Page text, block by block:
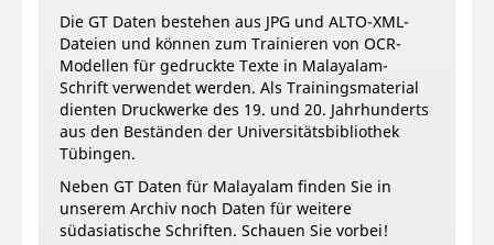
Die GT Daten bestehen aus JPG und ALTO-XML-
Dateien und können zum Trainieren von OCR-
Modellen für gedruckte Texte in Malayalam-
Schrift verwendet werden. Als Trainingsmaterial
dienten Druckwerke des 19. und 20. Jahrhunderts
aus den Beständen der Universitätsbibliothek
Tübingen.
Neben GT Daten für Malayalam finden Sie in
unserem Archiv noch Daten für weitere
südasiatische Schriften. Schauen Sie vorbei!